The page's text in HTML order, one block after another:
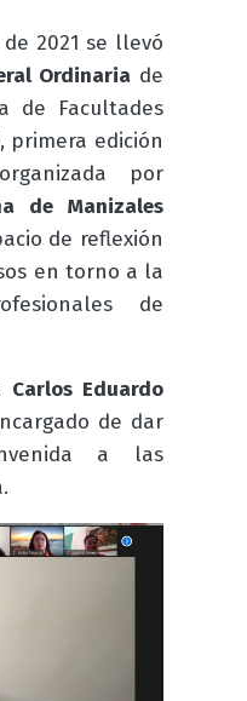
2021 se llevó
Ordinaria de
de Facultades
primera edición
por
de Manizales
de reflexión
en torno a la
de
Carlos Eduardo
de dar
a las